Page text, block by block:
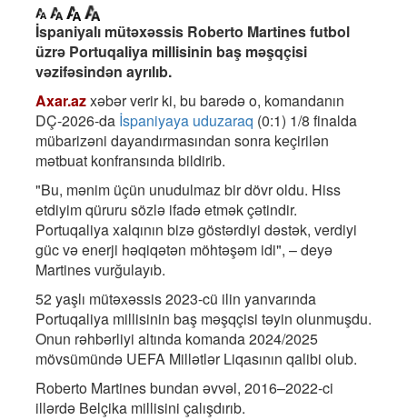
İspaniyalı mütəxəssis Roberto Martines futbol
üzrə Portuqaliya millisinin baş məşqçisi
vəzifəsindən ayrılıb.
Axar.azxəbər verir ki, bu barədə o, komandanın
DÇ-2026-da İspaniyaya uduzaraq (0:1) 1/8 finalda
mübarizəni dayandırmasından sonra keçirilən
mətbuat konfransında bildirib.
"Bu, mənim üçün unudulmaz bir dövr oldu. Hiss
etdiyim qüruru sözlə ifadə etmək çətindir.
Portuqaliya xalqının bizə göstərdiyi dəstək, verdiyi
güc və enerji həqiqətən möhtəşəm idi", – deyə
Martines vurğulayıb.
52 yaşlı mütəxəssis 2023-cü ilin yanvarında
Portuqaliya millisinin baş məşqçisi təyin olunmuşdu.
Onun rəhbərliyi altında komanda 2024/2025
mövsümündə UEFA Millətlər Liqasının qalibi olub.
Roberto Martines bundan əvvəl, 2016–2022-ci
illərdə Belçika millisini çalışdırıb.